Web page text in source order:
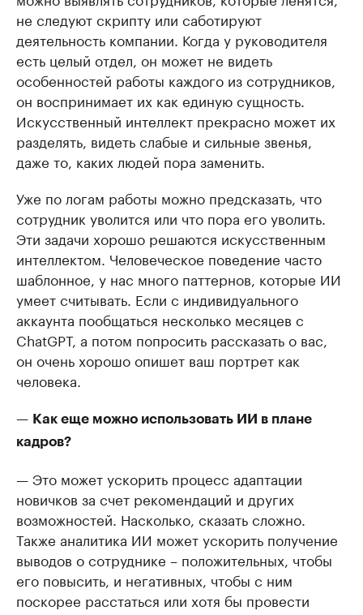
не следуют скрипту или саботируют
деятельность компании. Когда у руководителя
есть целый отдел, он может не видеть
особенностей работы каждого из сотрудников,
он воспринимает их как единую сущность.
Искусственный интеллект прекрасно может их
разделять, видеть слабые и сильные звенья,
даже то, каких людей пора заменить.
Уже по логам работы можно предсказать, что
сотрудник уволится или что пора его уволить.
Эти задачи хорошо решаются искусственным
интеллектом. Человеческое поведение часто
шаблонное, у нас много паттернов, которые ИИ
умеет считывать. Если с индивидуального
аккаунта пообщаться несколько месяцев с
ChatGPT, а потом попросить рассказать о вас,
он очень хорошо опишет ваш портрет как
человека.
— Как еще можно использовать ИИ в плане
кадров?
— Это может ускорить процесс адаптации
новичков за счет рекомендаций и других
возможностей. Насколько, сказать сложно.
Также аналитика ИИ может ускорить получение
выводов о сотруднике – положительных, чтобы
его повысить, и негативных, чтобы с ним
поскорее расстаться или хотя бы провести